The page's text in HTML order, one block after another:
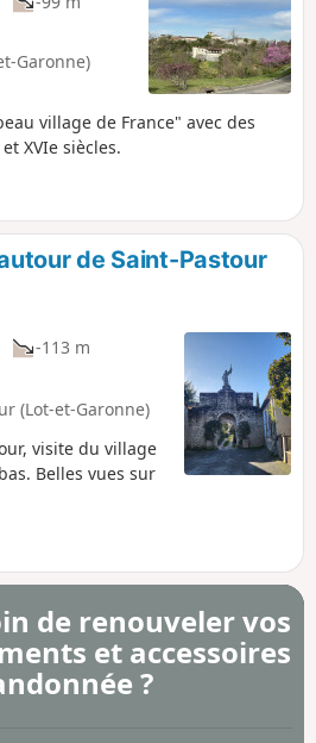
Garonne)
village de France" avec des
XVIe siècles.
de Saint-Pastour
-113 m
(Lot-et-Garonne)
visite du village
Belles vues sur
de renouveler vos
et accessoires
?